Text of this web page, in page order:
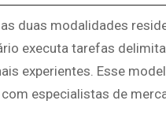
duas modalidades
executa tarefas
experientes. Esse
especialistas de